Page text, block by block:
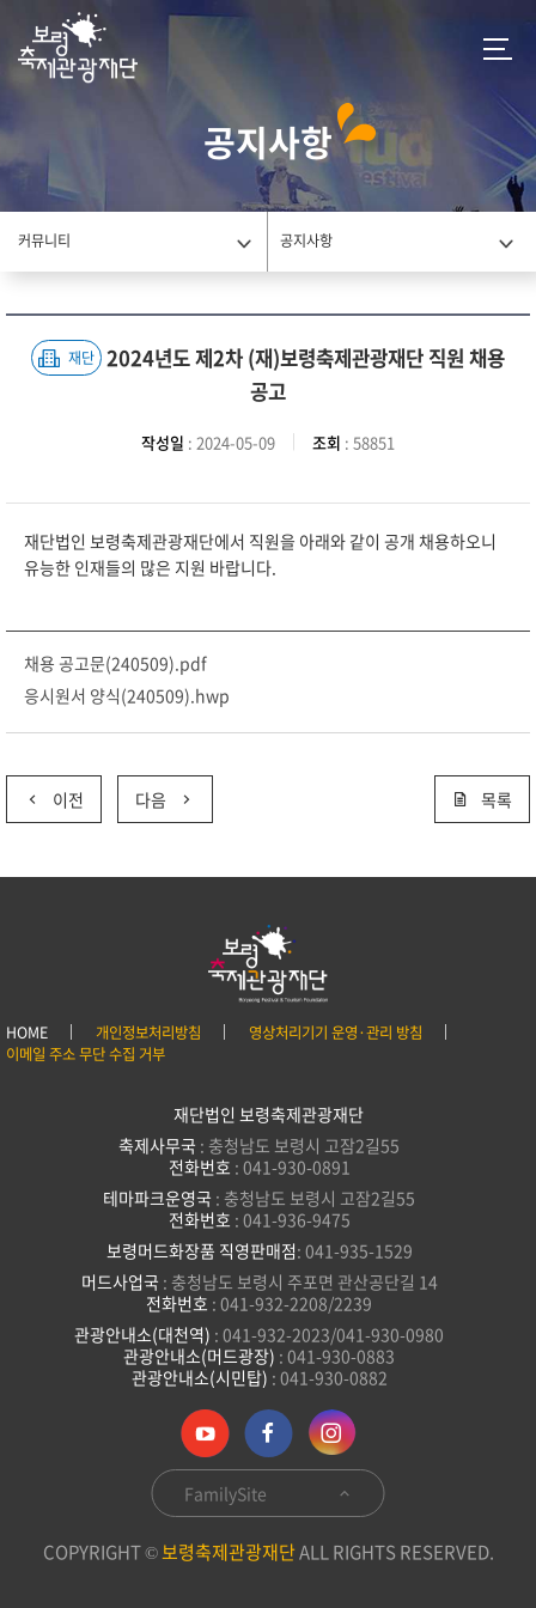
공지사항
커뮤니티 공지사항
재단 2024년도 제2차 (재)보령축제관광재단 직원 채용
공고
작성일 : 2024-05-09 조회 : 58851
재단법인 보령축제관광재단에서 직원을 아래와 같이 공개 채용하오니
유능한 인재들의 많은 지원 바랍니다.
채용 공고문(240509).pdf
응시원서 양식(240509).hwp
이전 다음 목록
HOME 개인정보처리방침
영상처리기기 운영·관리 방침
이메일 주소 무단 수집 거부
재단법인 보령축제관광재단
축제사무국 : 충청남도 보령시 고잠2길55
전화번호 : 041-930-0891
테마파크운영국 : 충청남도 보령시 고잠2길55
전화번호 : 041-936-9475
보령머드화장품 직영판매점: 041-935-1529
머드사업국 : 충청남도 보령시 주포면 관산공단길 14
전화번호 : 041-932-2208/2239
관광안내소(대천역) : 041-932-2023/041-930-0980
관광안내소(머드광장) : 041-930-0883
관광안내소(시민탑) : 041-930-0882
FamilySite
COPYRIGHT ©보령축제관광재단ALL RIGHTS RESERVED.